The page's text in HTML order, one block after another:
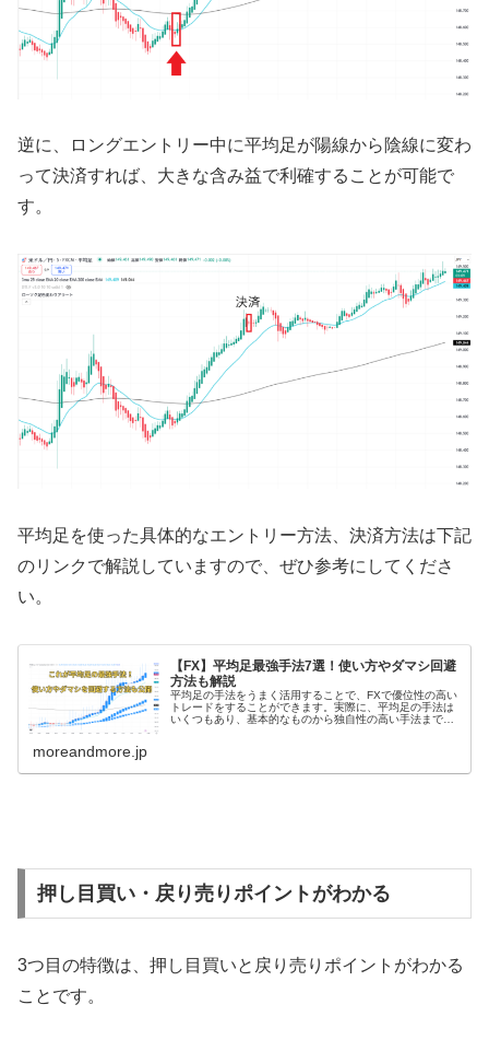
逆に、ロングエントリー中に平均足が陽線から陰線に変わ
って決済すれば、大きな含み益で利確することが可能で
す。
平均足を使った具体的なエントリー方法、決済方法は下記
のリンクで解説していますので、ぜひ参考にしてくださ
い。
【FX】平均足最強手法7選！使い方やダマシ回避
方法も解説
平均足の手法をうまく活用することで、FXで優位性の高い
トレードをすることができます。実際に、平均足の手法は
いくつもあり、基本的なものから独自性の高い手法まで確
moreandmore.jp
押し目買い・戻り売りポイントがわかる
3つ目の特徴は、押し目買いと戻り売りポイントがわかる
ことです。